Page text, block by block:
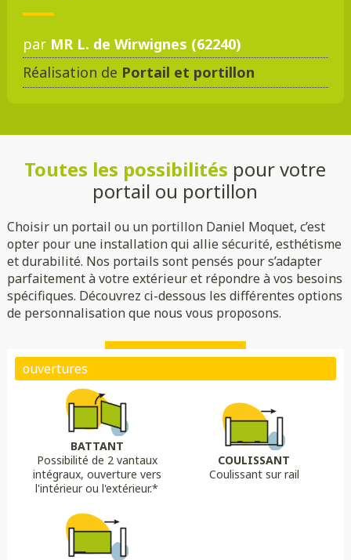
par MR L. de Wirwignes (62240)
Réalisation de Portail et portillon
Toutes les possibilités pour votre
portail ou portillon
Choisir un portail ou un portillon Daniel Moquet, c’est
opter pour une installation qui allie sécurité, esthétisme
et durabilité. Nos portails sont pensés pour s’adapter
parfaitement à votre extérieur et répondre à vos besoins
spécifiques. Découvrez ci-dessous les différentes options
de personnalisation que nous vous proposons.
BATTANT
Possibilité de 2 vantaux
intégraux, ouverture vers
l'intérieur ou l'extérieur.*
COULISSANT
Coulissant sur rail
Biais bas Bombé inversé
Chapeau de gendarmeChapeau de gendarme inversé
Portail pleinPortail semi ajouré Portail ajouré
LAME
Lame 30 cm modulable
OPTION
lame ajourée
OPTION
Lame déco sur mesure
DÉCORS OPTIONS
DMC 304
DMC 305
AluminiumComposite
Pointes